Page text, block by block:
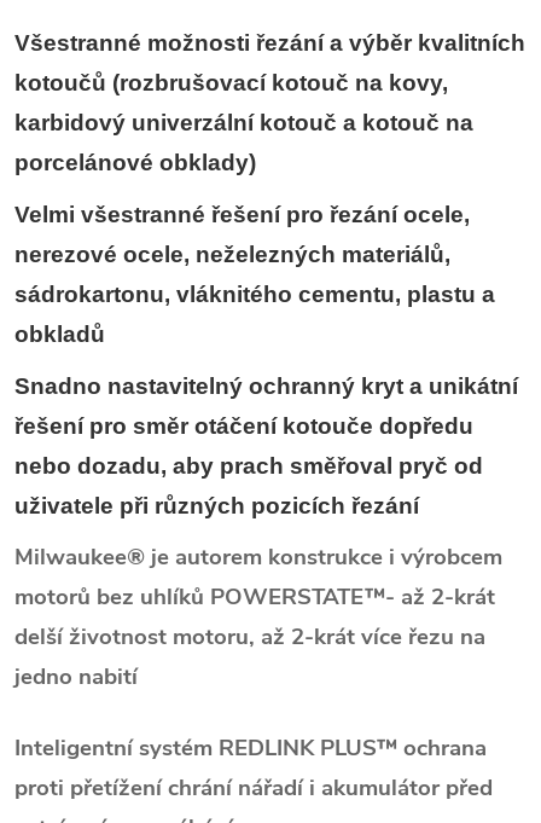
Všestranné možnosti řezání a výběr kvalitních
kotoučů (rozbrušovací kotouč na kovy,
karbidový univerzální kotouč a kotouč na
porcelánové obklady)
Velmi všestranné řešení pro řezání ocele,
nerezové ocele, neželezných materiálů,
sádrokartonu, vláknitého cementu, plastu a
obkladů
Snadno nastavitelný ochranný kryt a unikátní
řešení pro směr otáčení kotouče dopředu
nebo dozadu, aby prach směřoval pryč od
uživatele při různých pozicích řezání
Milwaukee® je autorem konstrukce i výrobcem
motorů bez uhlíků POWERSTATE™- až 2-krát
delší životnost motoru, až 2-krát více řezu na
jedno nabití
Inteligentní systém REDLINK PLUS™ ochrana
proti přetížení chrání nářadí i akumulátor před